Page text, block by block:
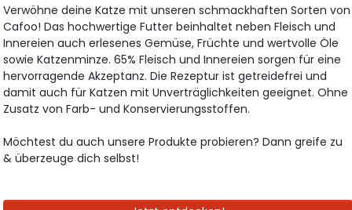
Verwöhne deine Katze mit unseren schmackhaften Sorten von
Cafoo! Das hochwertige Futter beinhaltet neben Fleisch und
Innereien auch erlesenes Gemüse, Früchte und wertvolle Öle
sowie Katzenminze. 65% Fleisch und Innereien sorgen für eine
hervorragende Akzeptanz. Die Rezeptur ist getreidefrei und
damit auch für Katzen mit Unverträglichkeiten geeignet. Ohne
Zusatz von Farb- und Konservierungsstoffen.
Möchtest du auch unsere Produkte probieren? Dann greife zu
& überzeuge dich selbst!